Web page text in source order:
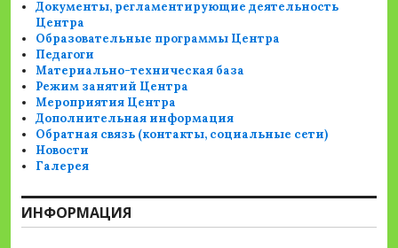
Документы, регламентирующие деятельность
Центра
Образовательные программы Центра
Педагоги
Материально-техническая база
Режим занятий Центра
Мероприятия Центра
Дополнительная информация
Обратная связь (контакты, социальные сети)
Новости
Галерея
ИНФОРМАЦИЯ